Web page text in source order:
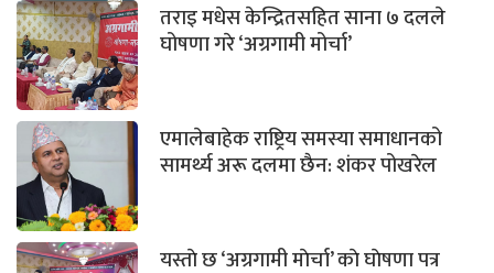
तराइ मधेस केन्द्रितसहित साना ७ दलले
घोषणा गरे ‘अग्रगामी मोर्चा’
एमालेबाहेक राष्ट्रिय समस्या समाधानको
सामर्थ्य अरू दलमा छैन: शंकर पोखरेल
यस्ताे छ ‘अग्रगामी माेर्चा’ काे घाेषणा पत्र